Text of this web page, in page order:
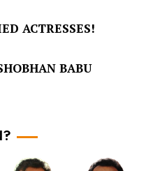
ACTRESSES!
BABU